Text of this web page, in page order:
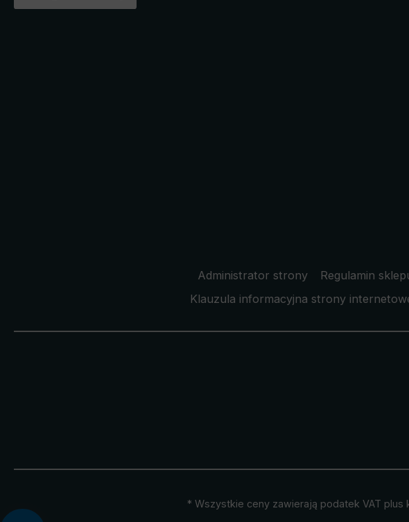
Administrator strony Regulamin
Klauzula informacyjna strony
* Wszystkie ceny zawierają podatek VAT plus